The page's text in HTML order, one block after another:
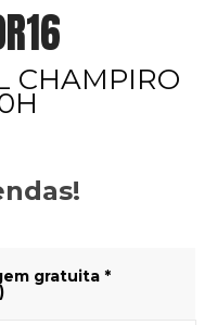
CHAMPIRO
gratuita *